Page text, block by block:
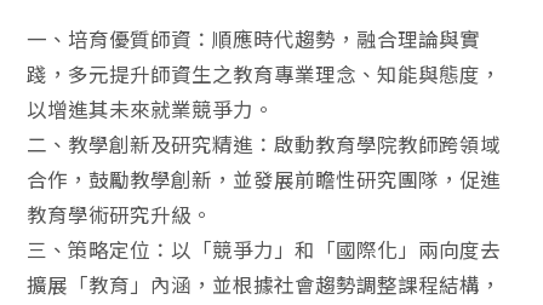
一、培育優質師資：順應時代趨勢，融合理論與實
踐，多元提升師資生之教育專業理念、知能與態度，
以增進其未來就業競爭力。
二、教學創新及研究精進：啟動教育學院教師跨領域
合作，鼓勵教學創新，並發展前瞻性研究團隊，促進
教育學術研究升級。
三、策略定位：以「競爭力」和「國際化」兩向度去
擴展「教育」內涵，並根據社會趨勢調整課程結構，